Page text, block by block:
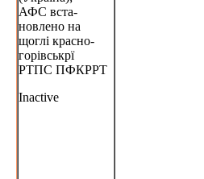
АФС вста-
новлено на
щоглі красно-
горівськрї
РТПС ПФКРРТ
Inactive